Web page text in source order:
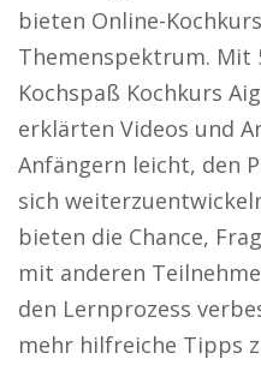
bieten Online-
Themenspektrum. Mit
Kochspaß Kochkurs
erklärten Videos und
Anfängern leicht, den
sich
bieten die Chance,
mit anderen
den Lernprozess
mehr hilfreiche Tipps